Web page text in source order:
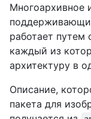
Многоархивное
работает путем
каждый из
архитектуру в
Описание,
пакета для